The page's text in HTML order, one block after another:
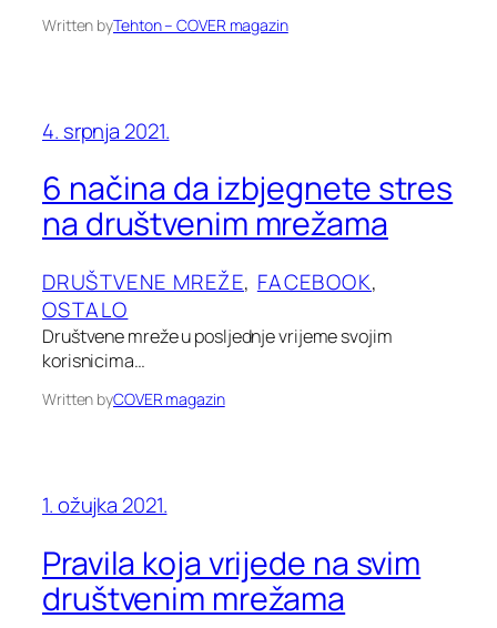
Written byTehton – COVER magazin
4. srpnja 2021.
6 načina da izbjegnete stres
na društvenim mrežama
DRUŠTVENE MREŽE, FACEBOOK
OSTALO
Društvene mreže u posljednje vrijeme svojim
korisnicima…
Written byCOVER magazin
1. ožujka 2021.
Pravila koja vrijede na svim
društvenim mrežama